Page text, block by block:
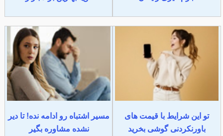
تو این شرایط با قیمت های
باورنکردنی گوشی بخرید
مسیر اشتباه رو ادامه نده! تا دیر
نشده مشاوره بگیر